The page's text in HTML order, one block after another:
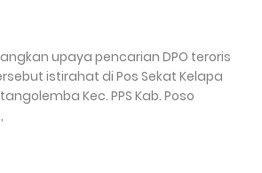
upaya pencarian DPO teroris
istirahat di Pos Sekat Kelapa
Kec. PPS Kab. Poso